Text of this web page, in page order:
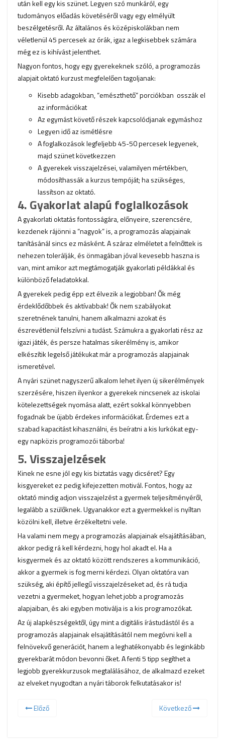
után kell egy kis szünet. Legyen szó munkáról, egy
tudományos előadás követéséről vagy egy elmélyült
beszélgetésről. Az általános és középiskolákban nem
véletlenül 45 percesek az órák, igaz a legkisebbek számára
még ez is kihívást jelenthet.
Nagyon fontos, hogy egy gyerekeknek szóló, a programozás
alapjait oktató kurzust megfelelően tagoljanak:
Kisebb adagokban, “emészthető” porciókban osszák el
az információkat
Az egymást követő részek kapcsolódjanak egymáshoz
Legyen idő az ismétlésre
A foglalkozások legfeljebb 45-50 percesek legyenek,
majd szünet következzen
A gyerekek visszajelzései, valamilyen mértékben,
módosíthassák a kurzus tempóját; ha szükséges,
lassítson az oktató.
4. Gyakorlat alapú foglalkozások
A gyakorlati oktatás fontosságára, előnyeire, szerencsére,
kezdenek rájönni a “nagyok” is, a programozás alapjainak
tanításánál sincs ez másként. A száraz elméletet a felnőttek is
nehezen tolerálják, és önmagában jóval kevesebb haszna is
van, mint amikor azt megtámogatják gyakorlati példákkal és
különböző feladatokkal.
A gyerekek pedig épp ezt élvezik a legjobban! Ők még
érdeklődőbbek és aktívabbak! Ők nem szabályokat
szeretnének tanulni, hanem alkalmazni azokat és
észrevétlenül felszívni a tudást. Számukra a gyakorlati rész az
igazi játék, és persze hatalmas sikerélmény is, amikor
elkészítik legelső játékukat már a programozás alapjainak
ismeretével.
A nyári szünet nagyszerű alkalom lehet ilyen új sikerélmények
szerzésére, hiszen ilyenkor a gyerekek nincsenek az iskolai
kötelezettségek nyomása alatt, ezért sokkal könnyebben
fogadnak be újabb érdekes információkat. Érdemes ezt a
szabad kapacitást kihasználni, és beíratni a kis lurkókat egy-
egy napközis programozói táborba!
5. Visszajelzések
Kinek ne esne jól egy kis biztatás vagy dicséret? Egy
kisgyereket ez pedig kifejezetten motivál. Fontos, hogy az
oktató mindig adjon visszajelzést a gyermek teljesítményéről,
legalább a szülőknek. Ugyanakkor ezt a gyermekkel is nyíltan
közölni kell, illetve érzékeltetni vele.
Ha valami nem megy a programozás alapjainak elsajátításában,
akkor pedig rá kell kérdezni, hogy hol akadt el. Ha a
kisgyermek és az oktató között rendszeres a kommunikáció,
akkor a gyermek is fog merni kérdezi. Olyan oktatóra van
szükség, aki építő jellegű visszajelzéseket ad, és rá tudja
vezetni a gyermeket, hogyan lehet jobb a programozás
alapjaiban, és aki egyben motiválja is a kis programozókat.
Az új alapkészségektől, úgy mint a digitális írástudástól és a
programozás alapjainak elsajátításától nem megóvni kell a
felnövekvő generációt, hanem a leghatékonyabb és leginkább
gyerekbarát módon bevonni őket. A fenti 5 tipp segíthet a
legjobb gyerekkurzusok megtalálásához, de alkalmazd ezeket
az elveket nyugodtan a nyári táborok felkutatásakor is!
Előző Következő